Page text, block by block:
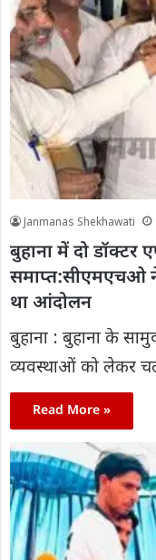
Janmanas Shekhawati
बुहाना में दो डॉक्टर
समाप्त:सीएमएचओ ने
था आंदोलन
बुहाना : बुहाना के
व्यवस्थाओं को लेकर चल
Read More »